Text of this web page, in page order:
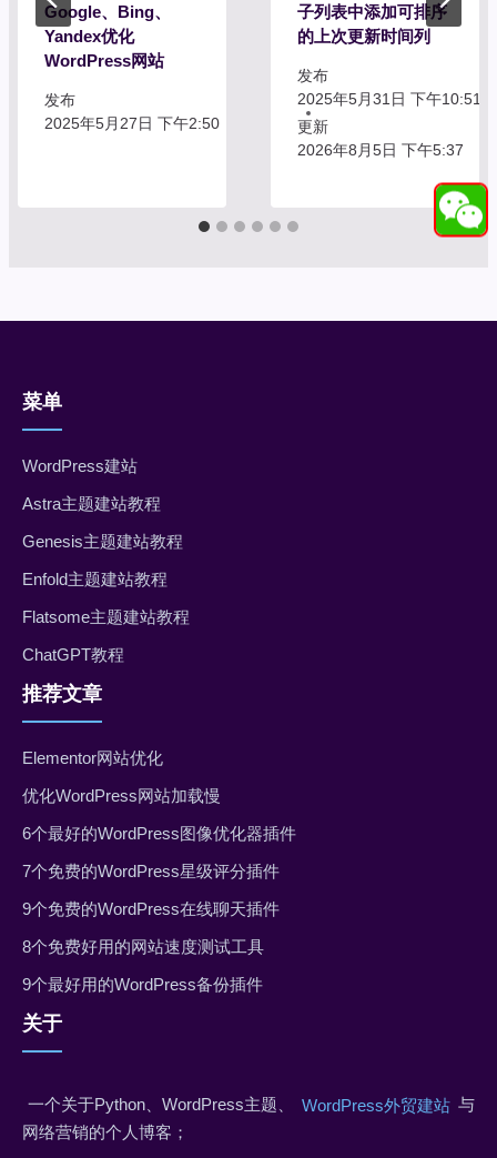
Google、Bing、
Yandex优化
WordPress网站
发布
2025年5月27日 下午2:50
子列表中添加可排序
的上次更新时间列
发布
2025年5月31日 下午10:51
更新
2026年8月5日 下午5:37
菜单
WordPress建站
Astra主题建站教程
Genesis主题建站教程
Enfold主题建站教程
Flatsome主题建站教程
ChatGPT教程
推荐文章
Elementor网站优化
优化WordPress网站加载慢
6个最好的WordPress图像优化器插件
7个免费的WordPress星级评分插件
9个免费的WordPress在线聊天插件
8个免费好用的网站速度测试工具
9个最好用的WordPress备份插件
关于
一个关于Python、WordPress主题、 WordPress外贸建站 与
网络营销的个人博客；